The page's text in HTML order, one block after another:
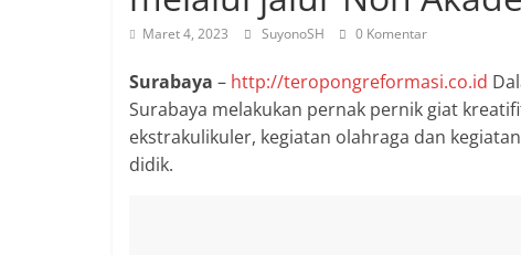
Maret 4, 2023 SuyonoSH 0 Komentar
Surabaya – http://teropongreformasi.co.id
Surabaya melakukan pernak pernik giat
ekstrakulikuler, kegiatan olahraga dan
didik.